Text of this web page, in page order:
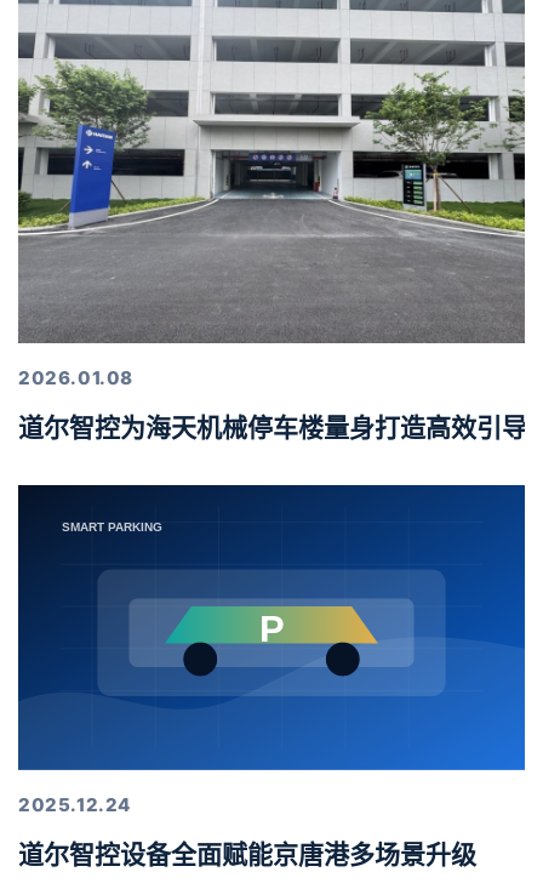
2026.01.08
道尔智控为海天机械停车楼量身打造高效引导
2025.12.24
道尔智控设备全面赋能京唐港多场景升级